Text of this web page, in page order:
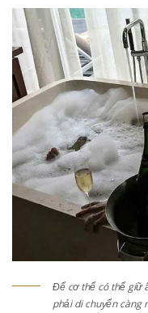
Để cơ thể có thể giữ
phải di chuyển càng